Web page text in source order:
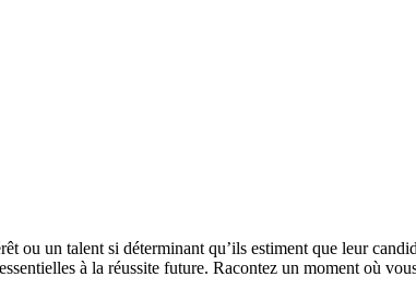
ou un talent si déterminant qu’ils estiment que leur
à la réussite future. Racontez un moment où